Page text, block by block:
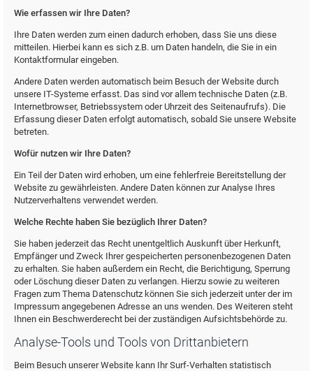
Wie erfassen wir Ihre Daten?
Ihre Daten werden zum einen dadurch erhoben, dass Sie uns diese
mitteilen. Hierbei kann es sich z.B. um Daten handeln, die Sie in ein
Kontaktformular eingeben.
Andere Daten werden automatisch beim Besuch der Website durch
unsere IT-Systeme erfasst. Das sind vor allem technische Daten (z.B.
Internetbrowser, Betriebssystem oder Uhrzeit des Seitenaufrufs). Die
Erfassung dieser Daten erfolgt automatisch, sobald Sie unsere Website
betreten.
Wofür nutzen wir Ihre Daten?
Ein Teil der Daten wird erhoben, um eine fehlerfreie Bereitstellung der
Website zu gewährleisten. Andere Daten können zur Analyse Ihres
Nutzerverhaltens verwendet werden.
Welche Rechte haben Sie bezüglich Ihrer Daten?
Sie haben jederzeit das Recht unentgeltlich Auskunft über Herkunft,
Empfänger und Zweck Ihrer gespeicherten personenbezogenen Daten
zu erhalten. Sie haben außerdem ein Recht, die Berichtigung, Sperrung
oder Löschung dieser Daten zu verlangen. Hierzu sowie zu weiteren
Fragen zum Thema Datenschutz können Sie sich jederzeit unter der im
Impressum angegebenen Adresse an uns wenden. Des Weiteren steht
Ihnen ein Beschwerderecht bei der zuständigen Aufsichtsbehörde zu.
Analyse-Tools und Tools von Drittanbietern
Beim Besuch unserer Website kann Ihr Surf-Verhalten statistisch